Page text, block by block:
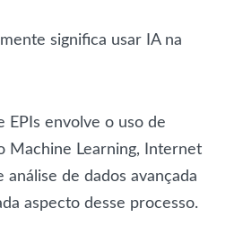
significa usar IA na
EPIs envolve o uso de
Machine Learning, Internet
análise de dados avançada
aspecto desse processo.